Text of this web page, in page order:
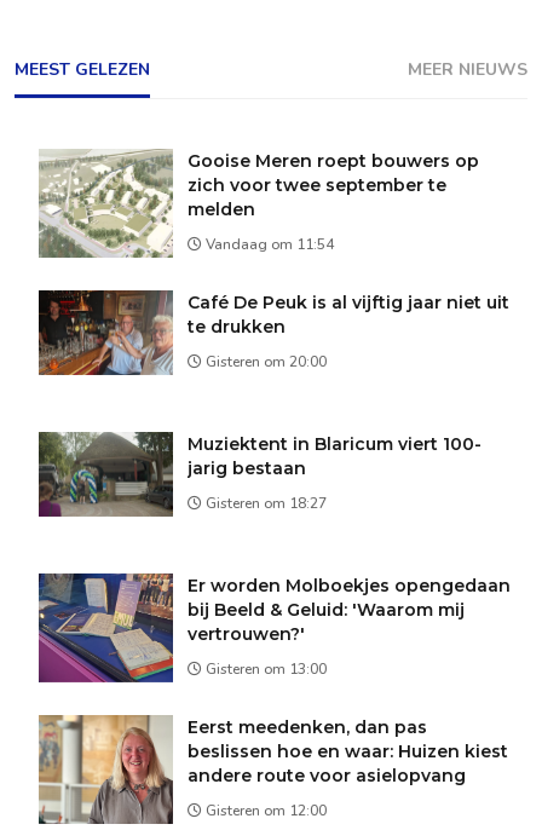
MEEST GELEZEN MEER NIEUWS
Gooise Meren roept bouwers op
zich voor twee september te
melden
Vandaag om 11:54
Café De Peuk is al vijftig jaar niet uit
te drukken
Gisteren om 20:00
Muziektent in Blaricum viert 100-
jarig bestaan
Gisteren om 18:27
Er worden Molboekjes opengedaan
bij Beeld & Geluid: 'Waarom mij
vertrouwen?'
Gisteren om 13:00
Eerst meedenken, dan pas
beslissen hoe en waar: Huizen kiest
andere route voor asielopvang
Gisteren om 12:00